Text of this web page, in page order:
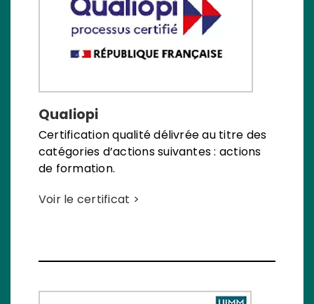
Qualiopi
Certification qualité délivrée au titre des
catégories d’actions suivantes : actions
de formation.
Voir le certificat >